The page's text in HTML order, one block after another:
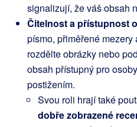
signalizují, že váš obsah
Čitelnost a přístupnost
písmo, přiměřené mezery
rozdělte obrázky nebo
obsah přístupný pro
postižením.
Svou roli hrají také
dobře zobrazené